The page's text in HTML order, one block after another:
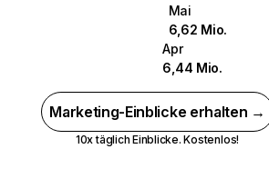
Mai
6,62 Mio.
Apr
6,44 Mio.
Marketing-Einblicke erhalten →
10x täglich Einblicke. Kostenlos!